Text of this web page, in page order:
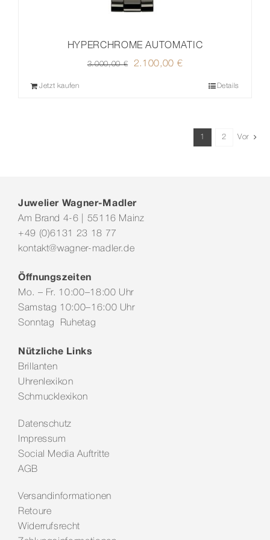
HYPERCHROME AUTOMATIC
3.000,00€
Ursprünglicher
2.100,00 €
Jetzt kaufen Details
1 2 Vor
Juwelier Wagner-Madler
Am Brand 4-6 | 55116 Mainz
+49 (0)6131 23 18 77
kontakt@wagner-madler.de
Öffnungszeiten
Mo. – Fr. 10:00–18:00 Uhr
Samstag 10:00–16:00 Uhr
Sonntag Ruhetag
Nützliche Links
Brillanten
Uhrenlexikon
Schmucklexikon
Datenschutz
Impressum
Social Media Auftritte
AGB
Versandinformationen
Retoure
Widerrufsrecht